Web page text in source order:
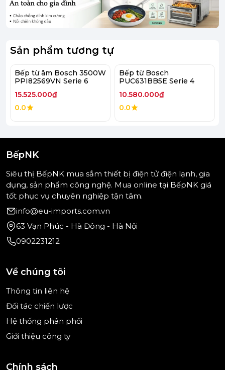
Điều Khiển Cảm Ứng Dễ Dùng – Chính Xác Từng
Mức Nhiệt
từng vùng nấu.
Dễ dàng điều chỉnh nhiệt độ, tiện lợi cho cả người lớn tuổi
sử dụng.
Đình
Sản phẩm tương tự
Bếp từ âm Bosch 3500W
PPI82569VN Serie 6
15.525.000₫
0.0
Bếp từ Bosch
PUC631BB5E Serie 4
10.580.000₫
0.0
BếpNK
Siêu thị BếpNK mua sắm thiết bị điện tử điện lạnh, gia
dụng, sản phẩm công nghệ. Mua online tại BếpNK giá
tốt phục vụ chuyên nghiệp tận tâm.
info@eu-imports.com.vn
63 Vạn Phúc - Hà Đông - Hà Nội
0902231212
Về chúng tôi
Thông tin liên hệ
Đối tác chiến lược
Hệ thống phân phối
Giới thiệu công ty
Chính sách